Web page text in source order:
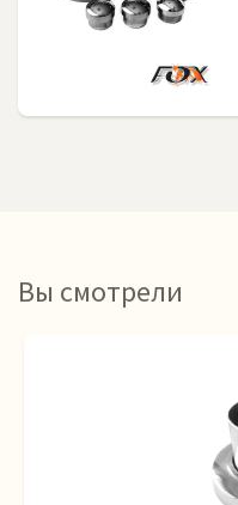
Вы смотрели